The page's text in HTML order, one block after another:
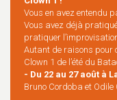
Vous en avez entendu
Vous avez déjà
pratiquer
Autant de raisons pour
Clown 1 de l’été du
- Du 22 au 27 août à
Bruno Cordoba et Odile